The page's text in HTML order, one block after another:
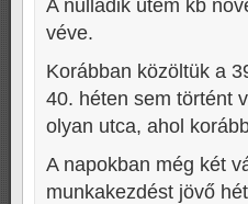
A nulladik ütem kb
véve.
Korábban közöltük a
40. héten sem történt
olyan utca, ahol
A napokban még két
munkakezdést jövő